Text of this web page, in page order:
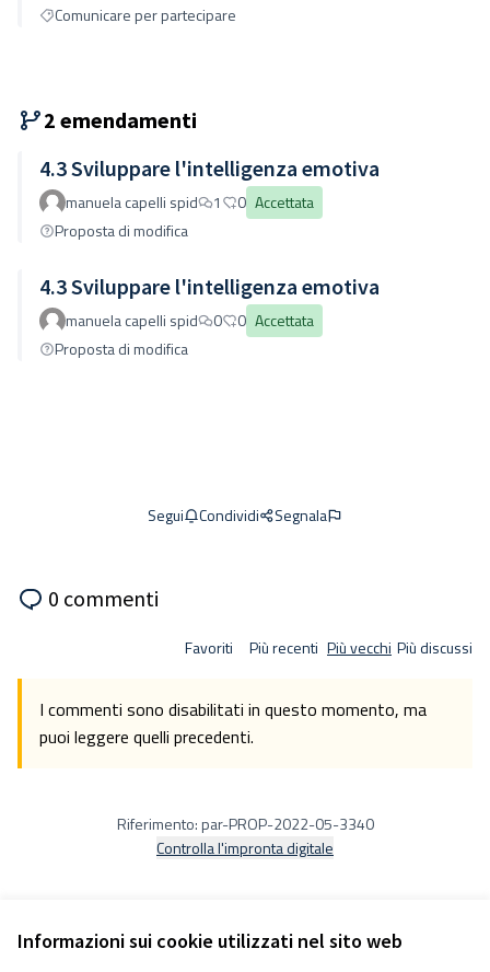
Informazioni sui cookie utilizzati nel sito web
Comunicare per partecipare
2 emendamenti
4.3 Sviluppare l'intelligenza emotiva
manuela capelli spid 1 0 Accettata
Proposta di modifica
4.3 Sviluppare l'intelligenza emotiva
manuela capelli spid 0 0 Accettata
Proposta di modifica
Segui Condividi Segnala
0 commenti
Favoriti Più recenti Più vecchi Più discussi
I commenti sono disabilitati in questo momento, ma
puoi leggere quelli precedenti.
Riferimento: par-PROP-2022-05-3340
Controlla l'impronta digitale